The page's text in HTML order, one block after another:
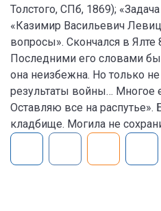
Толстого, СПб, 1869);
«Казимир Васильевич
вопросы». Скончался в Ялте
Последними его словами
она неизбежна. Но только не
результаты войны… Многое
Оставляю все на
кладбище. Могила не